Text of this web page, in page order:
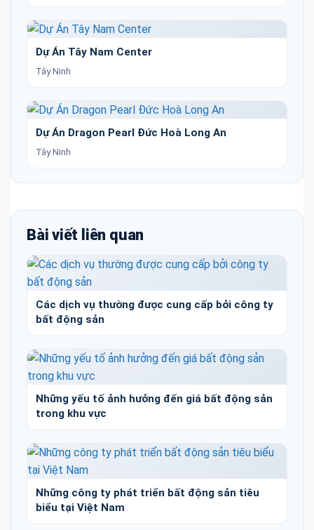
Dự Án Tây Nam Center
Tây Ninh
Dự Án Dragon Pearl Đức Hoà Long An
Tây Ninh
Bài viết liên quan
Các dịch vụ thường được cung cấp bởi công ty
bất động sản
Những yếu tố ảnh hưởng đến giá bất động sản
trong khu vực
Những công ty phát triển bất động sản tiêu
biểu tại Việt Nam